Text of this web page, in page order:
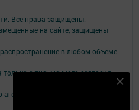
Все права защищены.
на сайте, защищены
в любом объеме
с письменного согласия
по печати и массовым